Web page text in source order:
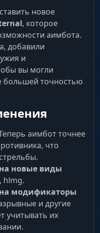
новое
, которое
аимбота.
добавили
и
вы могли
большей точностью
аимбот точнее
что
новые виды
hlmg.
модификаторы
и другие
учитывать их